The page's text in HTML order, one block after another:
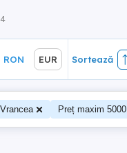
RON EUR Sortează
Vrancea Preț maxim 5000